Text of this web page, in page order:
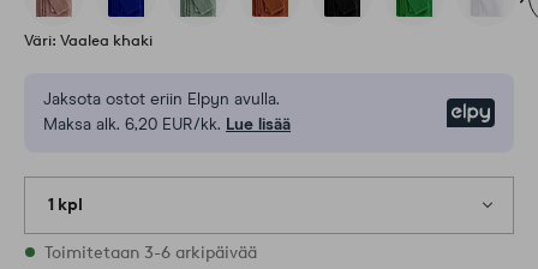
Väri: Vaalea khaki
Jaksota ostot eriin Elpyn avulla.
Maksa alk. 6,20 EUR/kk. Lue lisää
1 kpl
Varastossa
Toimitetaan 3-6 arkipäivää